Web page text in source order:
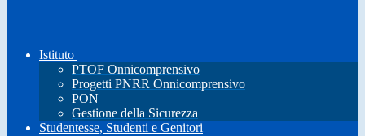
Istituto
PTOF Onnicomprensivo
Progetti PNRR Onnicomprensivo
PON
Gestione della Sicurezza
Studentesse, Studenti e Genitori